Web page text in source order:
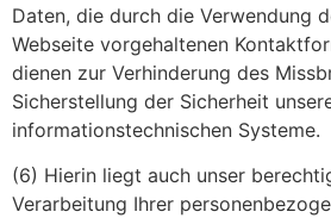
Daten, die durch die Verwendung
Webseite vorgehaltenen
dienen zur Verhinderung des
Sicherstellung der Sicherheit
informationstechnischen Systeme.
(6) Hierin liegt auch unser
Verarbeitung Ihrer